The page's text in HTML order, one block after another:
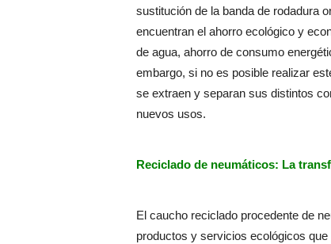
sustitución de la banda de rodadura
encuentran el ahorro ecológico y
de agua, ahorro de consumo
embargo, si no es posible realizar
se extraen y separan sus distintos
nuevos usos.
Reciclado de neumáticos: La
El caucho reciclado procedente de
productos y servicios ecológicos